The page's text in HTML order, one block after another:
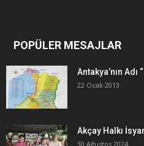
POPÜLER MESAJLAR
Antakya’nın Adı
22 Ocak 2013
Akçay Halkı
30 Ağustos 2024